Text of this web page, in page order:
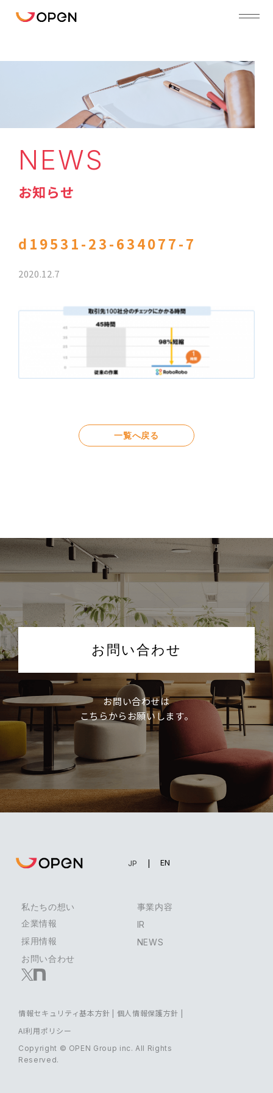
NEWS
お知らせ
d19531-23-634077-7
2020.12.7
一覧へ戻る
お問い合わせ
お問い合わせは
こちらからお願いします。
EN
JP
私たちの想い
事業内容
企業情報
IR
採用情報
NEWS
お問い合わせ
Copyright © OPEN Group inc. All Rights
Reserved.
情報セキュリティ基本方針 | 個人情報保護方針 |
AI利用ポリシー